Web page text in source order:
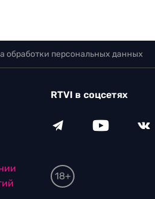
обработки персональных данных
RTVI в соцсетях
18+